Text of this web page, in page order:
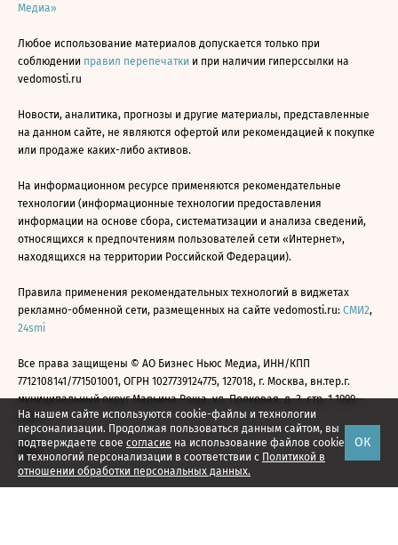
На нашем сайте используются cookie-файлы и технологии
персонализации. Продолжая пользоваться данным сайтом, вы
подтверждаете свое согласие на использование файлов cookie
и технологий персонализации в соответствии с Политикой в
отношении обработки персональных данных.
ОК
Медиа»
Любое использование материалов допускается только при
соблюдении правил перепечатки и при наличии гиперссылки на
vedomosti.ru
Новости, аналитика, прогнозы и другие материалы, представленные
на данном сайте, не являются офертой или рекомендацией к покупке
или продаже каких-либо активов.
На информационном ресурсе применяются рекомендательные
технологии (информационные технологии предоставления
информации на основе сбора, систематизации и анализа сведений,
относящихся к предпочтениям пользователей сети «Интернет»,
находящихся на территории Российской Федерации).
Правила применения рекомендательных технологий в виджетах
рекламно-обменной сети, размещенных на сайте vedomosti.ru: СМИ2,
24smi
Все права защищены © АО Бизнес Ньюс Медиа, ИНН/КПП
7712108141/771501001, ОГРН 1027739124775, 127018, г. Москва, вн.тер.г.
муниципальный округ Марьина Роща, ул. Полковая, д. 3, стр. 1 1999—
2026